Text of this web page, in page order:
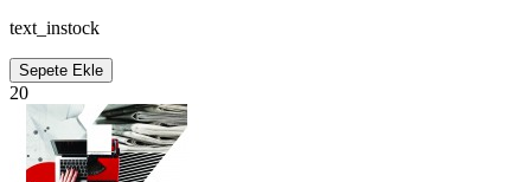
text_instock
Sepete Ekle
20